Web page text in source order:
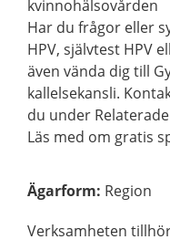
kvinnohälsovården
Har du frågor eller
HPV, självtest HPV
även vända dig till
kallelsekansli.
du under
Läs med om gratis
Ägarform: Region
Verksamheten